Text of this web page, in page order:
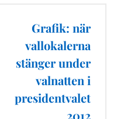
Grafik: när
vallokalerna
stänger under
valnatten i
presidentvalet
2012